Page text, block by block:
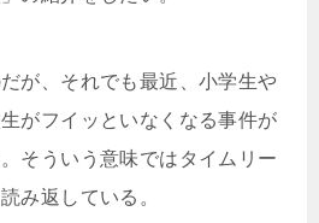
が、それでも最近、小学生や
がフイッといなくなる事件が
そういう意味ではタイムリー
み返している。